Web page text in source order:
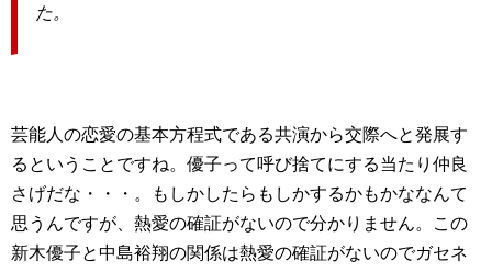
た。
芸能人の恋愛の基本方程式である共演から交際へと発展す
るということですね。優子って呼び捨てにする当たり仲良
さげだな・・・。もしかしたらもしかするかもかななんて
思うんですが、熱愛の確証がないので分かりません。この
新木優子と中島裕翔の関係は熱愛の確証がないのでガセネ